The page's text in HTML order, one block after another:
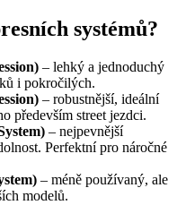
systémů?
– lehký a jednoduchý
i pokročilých.
– robustnější, ideální
především street jezdci.
– nejpevnější
Perfektní pro náročné
– méně používaný, ale
modelů.